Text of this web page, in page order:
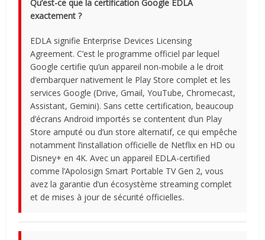
Qu’est-ce que la certification Google EDLA
exactement ?
EDLA signifie Enterprise Devices Licensing
Agreement. C’est le programme officiel par lequel
Google certifie qu’un appareil non-mobile a le droit
d’embarquer nativement le Play Store complet et les
services Google (Drive, Gmail, YouTube, Chromecast,
Assistant, Gemini). Sans cette certification, beaucoup
d’écrans Android importés se contentent d’un Play
Store amputé ou d’un store alternatif, ce qui empêche
notamment l’installation officielle de Netflix en HD ou
Disney+ en 4K. Avec un appareil EDLA-certified
comme l’Apolosign Smart Portable TV Gen 2, vous
avez la garantie d’un écosystème streaming complet
et de mises à jour de sécurité officielles.